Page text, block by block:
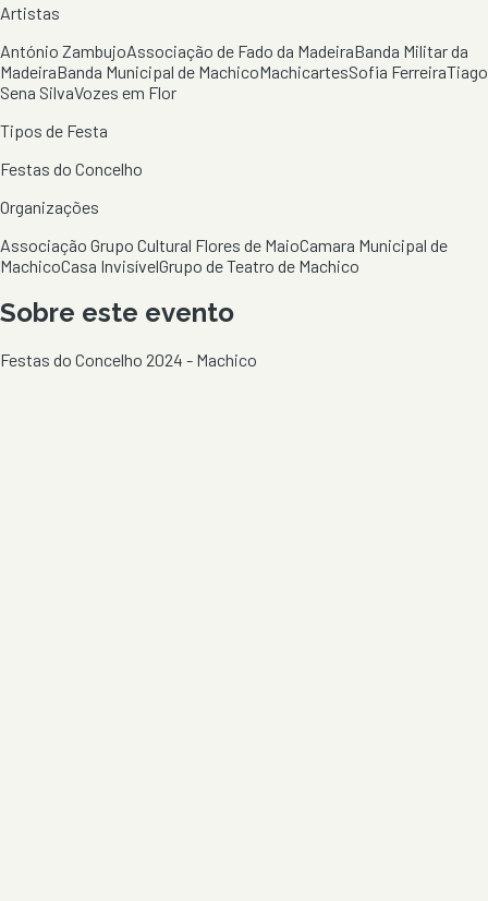
Artistas
António ZambujoAssociação de Fado da MadeiraBanda Militar da
MadeiraBanda Municipal de MachicoMachicartesSofia FerreiraTiago
Sena SilvaVozes em Flor
Tipos de Festa
Festas do Concelho
Organizações
Associação Grupo Cultural Flores de MaioCamara Municipal de
MachicoCasa InvisívelGrupo de Teatro de Machico
Sobre este evento
Festas do Concelho 2024 - Machico